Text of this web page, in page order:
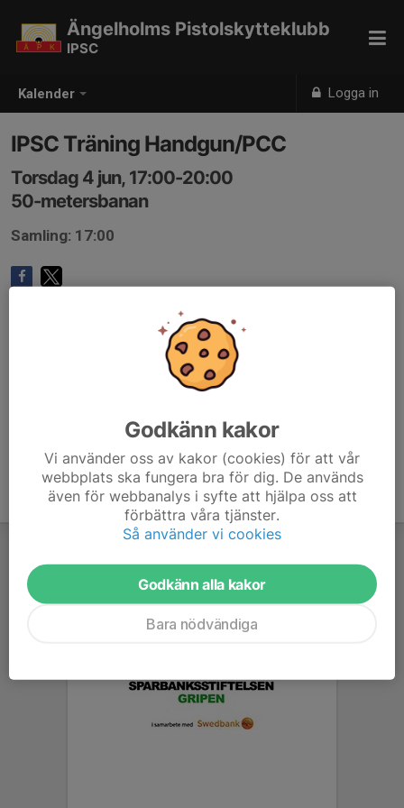
Kalender Logga in
Ängelholms Pistolskytteklubb
IPSC
IPSC Träning Handgun/PCC
Torsdag 4 jun, 17:00-20:00
50-metersbanan
Samling: 17:00
Godkänn kakor
Vi använder oss av kakor (cookies) för att vår
webbplats ska fungera bra för dig. De används
även för webbanalys i syfte att hjälpa oss att
förbättra våra tjänster.
Så använder vi cookies
Godkänn alla kakor
Bara nödvändiga